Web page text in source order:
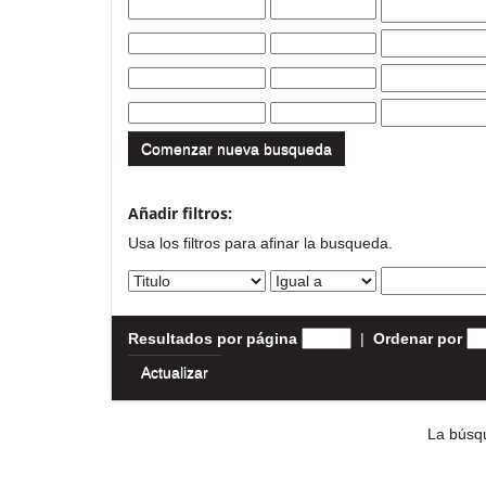
Comenzar nueva busqueda
Añadir filtros:
Usa los filtros para afinar la busqueda.
Resultados por página | Ordenar por
La